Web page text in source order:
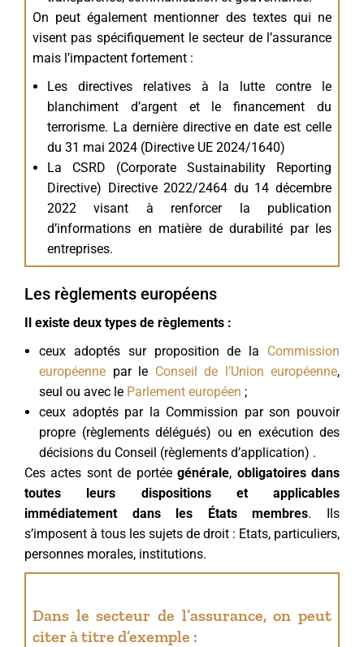
On peut également mentionner des textes qui ne
visent pas spécifiquement le secteur de l’assurance
mais l’impactent fortement :
Les directives relatives à la lutte contre le
blanchiment d’argent et le financement du
terrorisme. La dernière directive en date est celle
du 31 mai 2024 (Directive UE 2024/1640)
La CSRD (Corporate Sustainability Reporting
Directive) Directive 2022/2464 du 14 décembre
2022 visant à renforcer la publication
d’informations en matière de durabilité par les
entreprises.
Les règlements européens
Il existe deux types de règlements :
ceux adoptés sur proposition de la Commission
européenne par le Conseil de l’Union européenne,
seul ou avec le Parlement européen ;
ceux adoptés par la Commission par son pouvoir
propre (règlements délégués) ou en exécution des
décisions du Conseil (règlements d’application) .
Ces actes sont de portéegénérale, obligatoires dans
toutes leurs dispositions et applicables
immédiatement dans les États membres. Ils
s’imposent à tous les sujets de droit : Etats, particuliers,
personnes morales, institutions.
Dans le secteur de l’assurance, on peut
citer à titre d’exemple :